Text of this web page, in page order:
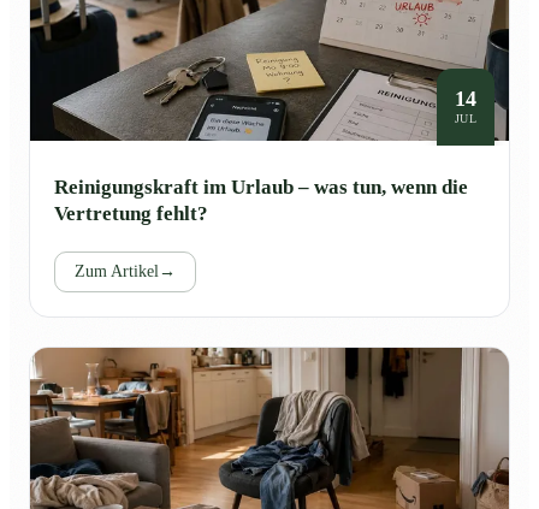
14
JUL
Reinigungskraft im Urlaub – was tun, wenn die
Vertretung fehlt?
Zum Artikel →